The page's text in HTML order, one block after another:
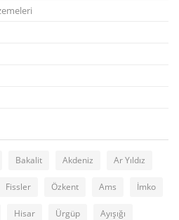
Bakalit Akdeniz Ar Yıldız
Fissler Özkent Ams İmko
Hisar Ürgüp Ayışığı